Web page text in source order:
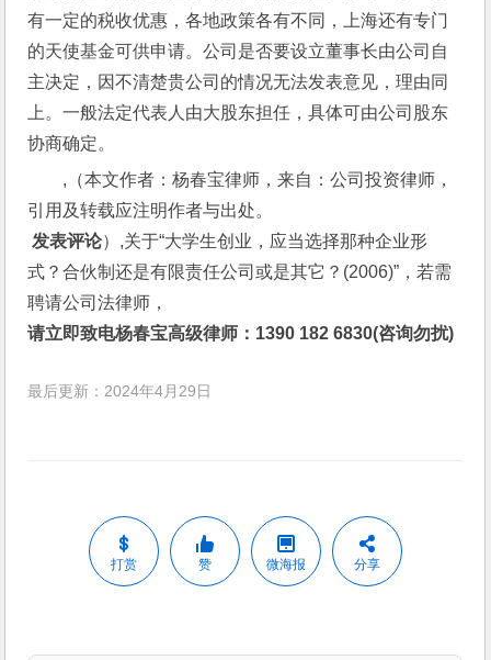
有一定的税收优惠，各地政策各有不同，上海还有专门
的天使基金可供申请。公司是否要设立董事长由公司自
主决定，因不清楚贵公司的情况无法发表意见，理由同
上。一般法定代表人由大股东担任，具体可由公司股东
协商确定。
,（本文作者：杨春宝律师，来自：公司投资律师，
引用及转载应注明作者与出处。
发表评论）,关于“大学生创业，应当选择那种企业形
式？合伙制还是有限责任公司或是其它？(2006)”，若需
聘请公司法律师，
请立即致电杨春宝高级律师：1390 182 6830(咨询勿扰)
最后更新：2024年4月29日
打赏 赞 微海报 分享